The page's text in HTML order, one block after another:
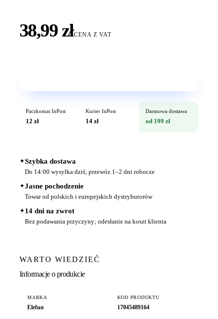
38,99 złCENA Z VAT
Paczkomat InPost
12 zł
Kurier InPost
14 zł
Darmowa dostawa
od 199 zł
✦Szybka dostawa
Do 14:00 wysyłka dziś; przewóz 1–2 dni robocze
✦Jasne pochodzenie
Towar od polskich i europejskich dystrybutorów
✦14 dni na zwrot
Bez podawania przyczyny; odesłanie na koszt klienta
WARTO WIEDZIEĆ
Informacje o produkcie
MARKA
Elefun
KOD PRODUKTU
17045489164